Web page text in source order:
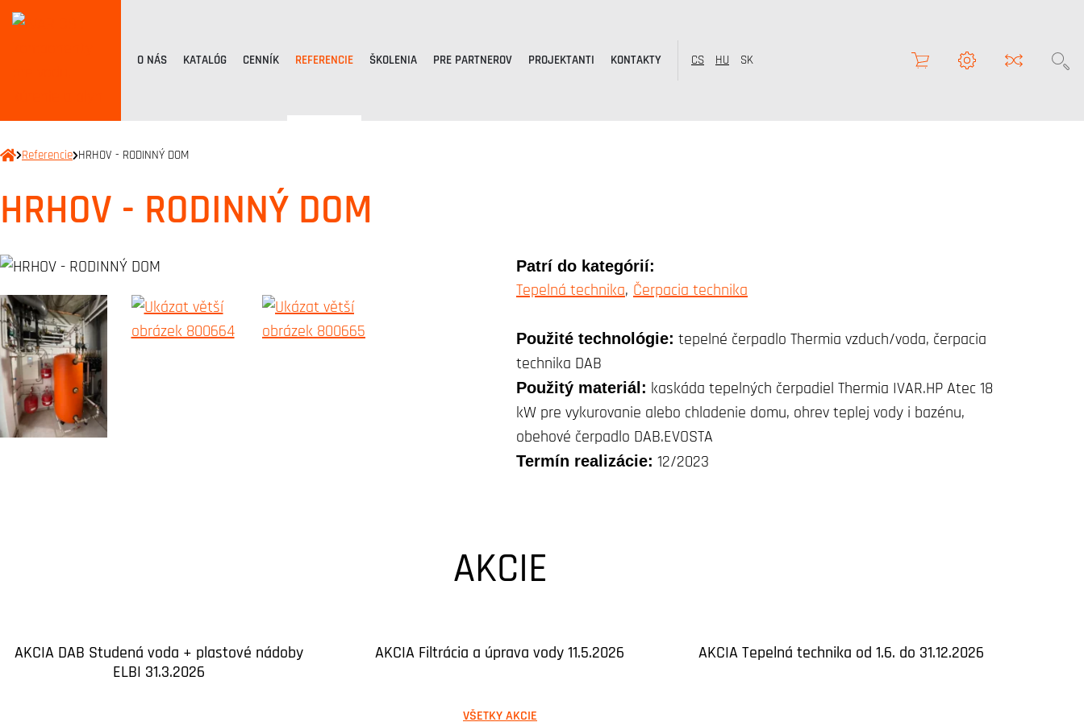
O NÁS KATALÓG CENNÍK REFERENCIE ŠKOLENIA PRE PARTNEROV PROJEKTANTI KONTAKTY CS HU SK
Referencie HRHOV - RODINNÝ DOM
HRHOV - RODINNÝ DOM
Patrí do kategórií:
Tepelná technika Čerpacia technika
Použité technológie: tepelné čerpadlo Thermia vzduch/voda, čerpacia
technika DAB
Použitý materiál: kaskáda tepelných čerpadiel Thermia IVAR.HP Atec 18
kW pre vykurovanie alebo chladenie domu, ohrev teplej vody i bazénu,
obehové čerpadlo DAB.EVOSTA
Termín realizácie: 12/2023
AKCIE
AKCIA DAB Studená voda + plastové nádoby
ELBI 31.3.2026
AKCIA Filtrácia a úprava vody 11.5.2026 AKCIA Tepelná technika od 1.6. do 31.12.2026
VŠETKY AKCIE